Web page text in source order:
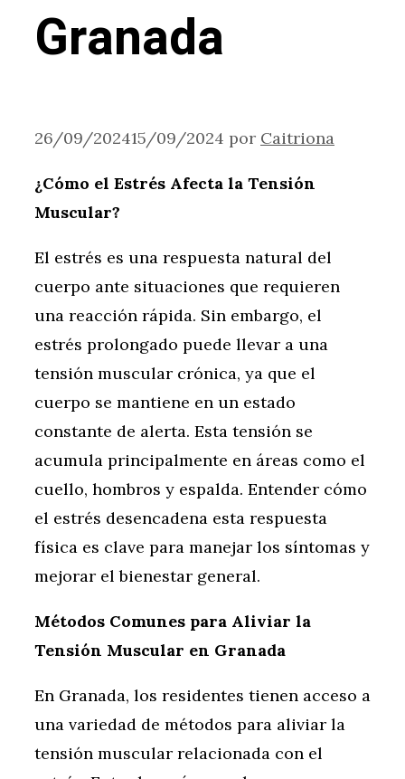
Granada
26/09/202415/09/2024 por Caitriona
¿Cómo el Estrés Afecta la Tensión
Muscular?
El estrés es una respuesta natural del
cuerpo ante situaciones que requieren
una reacción rápida. Sin embargo, el
estrés prolongado puede llevar a una
tensión muscular crónica, ya que el
cuerpo se mantiene en un estado
constante de alerta. Esta tensión se
acumula principalmente en áreas como el
cuello, hombros y espalda. Entender cómo
el estrés desencadena esta respuesta
física es clave para manejar los síntomas y
mejorar el bienestar general.
Métodos Comunes para Aliviar la
Tensión Muscular en Granada
En Granada, los residentes tienen acceso a
una variedad de métodos para aliviar la
tensión muscular relacionada con el